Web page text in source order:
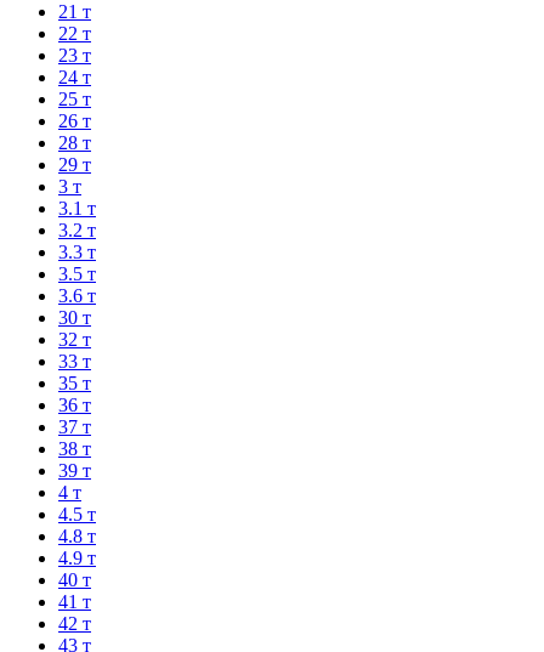
21 т
22 т
23 т
24 т
25 т
26 т
28 т
29 т
3 т
3.1 т
3.2 т
3.3 т
3.5 т
3.6 т
30 т
32 т
33 т
35 т
36 т
37 т
38 т
39 т
4 т
4.5 т
4.8 т
4.9 т
40 т
41 т
42 т
43 т